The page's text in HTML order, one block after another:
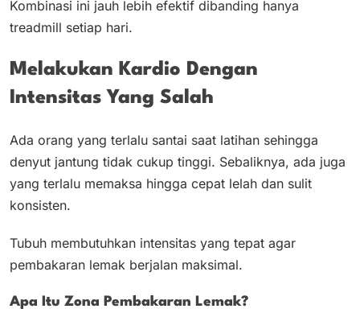
Kombinasi ini jauh lebih efektif dibanding hanya
treadmill setiap hari.
Melakukan Kardio Dengan
Intensitas Yang Salah
Ada orang yang terlalu santai saat latihan sehingga
denyut jantung tidak cukup tinggi. Sebaliknya, ada juga
yang terlalu memaksa hingga cepat lelah dan sulit
konsisten.
Tubuh membutuhkan intensitas yang tepat agar
pembakaran lemak berjalan maksimal.
Apa Itu Zona Pembakaran Lemak?